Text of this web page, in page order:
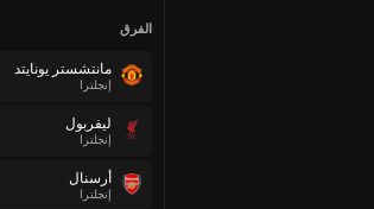
الفرق
مانتشستر يونايتد
إنجلترا
ليفربول
إنجلترا
أرسنال
إنجلترا